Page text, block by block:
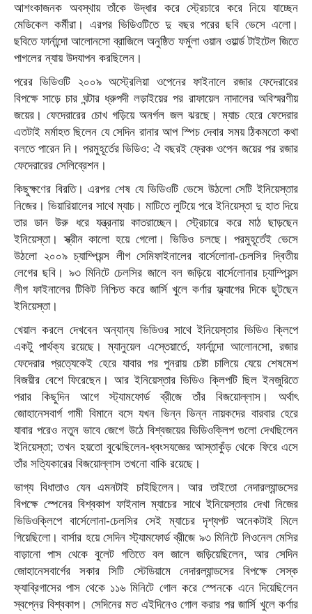
আশংকাজনক অবস্থায় তাঁকে উদ্ধার করে স্ট্রেচারে করে নিয়ে যাচ্ছেন
মেডিকেল কর্মীরা। এরপর ভিডিওটিতে দু বছর পরের ছবি ভেসে এলো।
ছবিতে ফার্নান্দো আলোনসো ব্রাজিলে অনুষ্ঠিত ফর্মুলা ওয়ান ওয়ার্ল্ড টাইটেল জিতে
পাগলের ন্যায় উদযাপন করছিলেন।
পরের ভিডিওটি ২০০৯ অস্ট্রেলিয়া ওপেনের ফাইনালে রজার ফেদেরারের
বিপক্ষে সাড়ে চার ঘন্টার ধ্রুপদী লড়াইয়ের পর রাফায়েল নাদালের অবিস্মরণীয়
জয়ের। ফেদেরারের চোখ গড়িয়ে অনর্গল জল ঝরছে। ম্যাচ হেরে ফেদেরার
এতটাই মর্মাহত ছিলেন যে সেদিন রানার আপ স্পিচ দেবার সময় ঠিকমতো কথা
বলতে পারেন নি। পরমুহূর্তের ভিডিও: ঐ বছরই ফ্রেঞ্চ ওপেন জয়ের পর রজার
ফেদেরারের সেলিব্রেশন।
কিছুক্ষণের বিরতি। এরপর শেষ যে ভিডিওটি ভেসে উঠলো সেটি ইনিয়েস্তার
নিজের। ভিয়ারিয়ালের সাথে ম্যাচ। মাটিতে লুটিয়ে পরে ইনিয়েস্তা দু হাত দিয়ে
তার ডান উরু ধরে যন্ত্রনায় কাতরাচ্ছেন। স্ট্রেচারে করে মাঠ ছাড়ছেন
ইনিয়েস্তা। স্ক্রীন কালো হয়ে গেলো। ভিডিও চলছে। পরমুহূর্তেই ভেসে
উঠলো ২০০৯ চ্যাম্পিয়ন্স লীগ সেমিফাইনালের বার্সেলোনা-চেলসির দ্বিতীয়
লেগের ছবি। ৯৩ মিনিটে চেলসির জালে বল জড়িয়ে বার্সেলোনার চ্যাম্পিয়ন্স
লীগ ফাইনালের টিকিট নিশ্চিত করে জার্সি খুলে কর্ণার ফ্ল্যাগের দিকে ছুটছেন
ইনিয়েস্তা।
খেয়াল করলে দেখবেন অন্যান্য ভিডিওর সাথে ইনিয়েস্তার ভিডিও ক্লিপে
একটু পার্থক্য রয়েছে। ম্যানুয়েল এস্তেয়ার্তে, ফার্নান্দো আলোনসো, রজার
ফেদেরার প্রত্যেকেই হেরে যাবার পর পুনরায় চেষ্টা চালিয়ে যেয়ে শেষমেশ
বিজয়ীর বেশে ফিরেছেন। আর ইনিয়েস্তার ভিডিও ক্লিপটি ছিল ইনজুরিতে
পরার কিছুদিন আগে স্ট্যামফোর্ড ব্রীজে তাঁর বিজয়োল্লাস। অর্থাৎ
জোহানেসবার্গ গামী বিমানে বসে যখন ভিন্ন ভিন্ন নায়কদের বারবার হেরে
যাবার পরেও নতুন ভাবে জেগে উঠে বিশ্বজয়ের ভিডিওক্লিপ গুলো দেখছিলেন
ইনিয়েস্তা; তখন হয়তো বুঝেছিলেন-ধ্বংসযজ্ঞের আস্তাকুঁড় থেকে ফিরে এসে
তাঁর সত্যিকারের বিজয়োল্লাস তখনো বাকি রয়েছে।
ভাগ্য বিধাতাও যেন এমনটাই চাইছিলেন। আর তাইতো নেদারল্যান্ডসের
বিপক্ষে স্পেনের বিশ্বকাপ ফাইনাল ম্যাচের সাথে ইনিয়েস্তার দেখা নিজের
ভিডিওক্লিপে বার্সেলোনা-চেলসির সেই ম্যাচের দৃশ্যপট অনেকটাই মিলে
গিয়েছিলো। বার্সার হয়ে সেদিন স্ট্যামফোর্ড ব্রীজে ৯৩ মিনিটে লিওনেল মেসির
বাড়ানো পাস থেকে বুলেট গতিতে বল জালে জড়িয়েছিলেন, আর সেদিন
জোহানেসবার্গের সকার সিটি স্টেডিয়ামে নেদারল্যান্ডসের বিপক্ষে সেস্ক
ফ্যাব্রিগাসের পাস থেকে ১১৬ মিনিটে গোল করে স্পেনকে এনে দিয়েছিলেন
স্বপ্নের বিশ্বকাপ। সেদিনের মত এইদিনেও গোল করার পর জার্সি খুলে কর্ণার